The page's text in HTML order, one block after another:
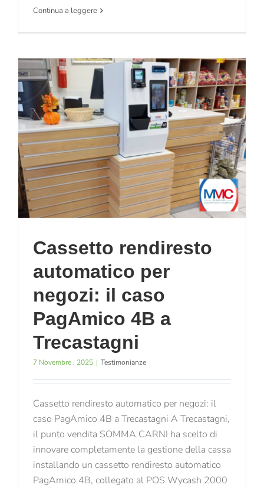
Continua a leggere
Cassetto rendiresto
automatico per
negozi: il caso
PagAmico 4B a
Trecastagni
7 Novembre , 2025 | Testimonianze
Cassetto rendiresto automatico per negozi: il
caso PagAmico 4B a Trecastagni A Trecastagni,
il punto vendita SOMMA CARNI ha scelto di
innovare completamente la gestione della cassa
installando un cassetto rendiresto automatico
PagAmico 4B, collegato al POS Wycash 2000